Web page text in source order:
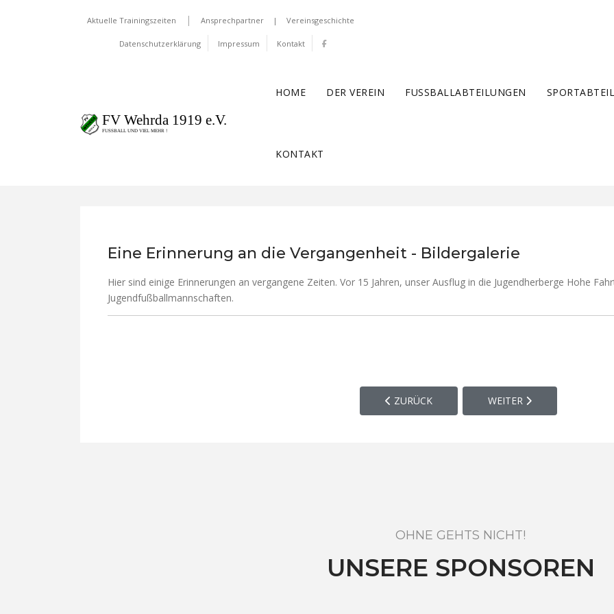
Aktuelle Trainingszeiten | Ansprechpartner | Vereinsgeschichte
Daten­schutz­erklärung Impressum Kontakt
HOME DER VEREIN FUSSBALLABTEILUNGEN
KONTAKT
Eine Erinnerung an die Vergangenheit - Bildergalerie
Hier sind einige Erinnerungen an vergangene Zeiten. Vor 15 Jahren, unser Ausflug in die Jugendherberge Hohe
Jugendfußballmannschaften.
VORHERIGER BEITRAG: SPORTPLATZ,
ZURÜCK NÄCHSTER BEITRAG: OFF
WEITER
OHNE GEHTS NICHT!
UNSERE SPONSOREN